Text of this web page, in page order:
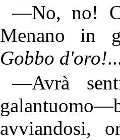
—No, no!
Menano in
Gobbo d'oro!
—Avrà
avviandosi,